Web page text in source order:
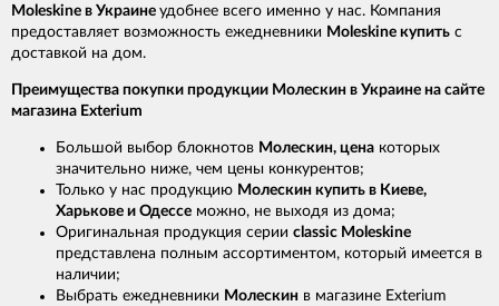
Moleskine в Украине удобнее всего именно у нас. Компания
предоставляет возможность ежедневники Moleskine купить с
доставкой на дом.
Преимущества покупки продукции Молескин в Украине на сайте
магазина Exterium
Большой выбор блокнотов Молескин, цена которых
значительно ниже, чем цены конкурентов;
Только у нас продукцию Молескин купить в Киеве,
Харькове и Одессе можно, не выходя из дома;
Оригинальная продукция серии classic Moleskine
представлена полным ассортиментом, который имеется в
наличии;
Выбрать ежедневники Молескин в магазине Exterium